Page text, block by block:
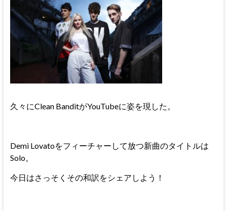
久々にClean BanditがYouTubeに姿を現した。
Demi Lovatoをフィーチャーして放つ新曲のタイトルは
Solo。
今日はさっそくその和訳をシェアしよう！